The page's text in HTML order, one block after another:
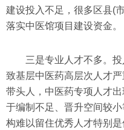
建设投入不足，很多区县(
落实中医馆项目建设资金。
三是专业人才不多。
致基层中医药高层次人才
带头人，中医药专项人才
于编制不足、晋升空间较
构难以留住优秀人才特别是